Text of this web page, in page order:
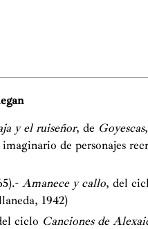
y el ruiseñor, de Goyescas
de personajes
Amanece y callo, del
1942)
ciclo Canciones de